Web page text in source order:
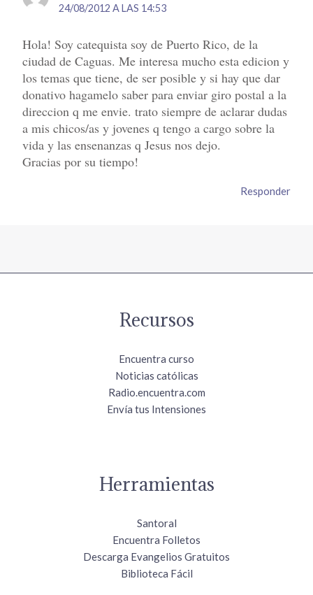
24/08/2012 A LAS 14:53
Hola! Soy catequista soy de Puerto Rico, de la
ciudad de Caguas. Me interesa mucho esta edicion y
los temas que tiene, de ser posible y si hay que dar
donativo hagamelo saber para enviar giro postal a la
direccion q me envie. trato siempre de aclarar dudas
a mis chicos/as y jovenes q tengo a cargo sobre la
vida y las ensenanzas q Jesus nos dejo.
Gracias por su tiempo!
Responder
Recursos
Encuentra curso
Noticias católicas
Radio.encuentra.com
Envía tus Intensiones
Herramientas
Santoral
Encuentra Folletos
Descarga Evangelios Gratuitos
Biblioteca Fácil